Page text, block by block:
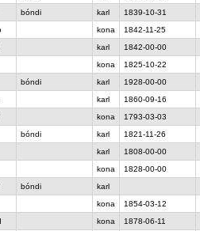
bóndi karl
1839-10-31
kona
1842-11-25
karl
1842-00-00
kona
1825-10-22
bóndi karl
1928-00-00
karl
1860-09-16
kona
1793-03-03
bóndi karl
1821-11-26
karl
1808-00-00
kona
1828-00-00
bóndi
karl
kona
1854-03-12
kona 1878-06-11